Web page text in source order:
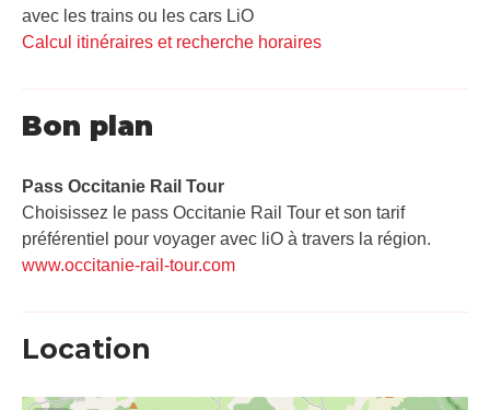
avec les trains ou les cars LiO
Calcul itinéraires et recherche horaires
Bon plan
Pass Occitanie Rail Tour​
Choisissez le pass Occitanie Rail Tour et son tarif
préférentiel pour voyager avec liO à travers la région.
www.occitanie-rail-tour.com
Location